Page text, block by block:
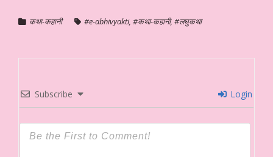
कथा-कहानी #e-abhivyakti, #कथा-कहानी, #लघुकथा
Subscribe Login